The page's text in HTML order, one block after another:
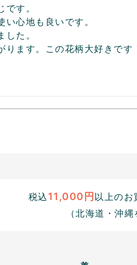
す。
心地も良いです。
た。
ます。この花柄大好きです
税込11,000円 以上のお
（北海道・沖縄